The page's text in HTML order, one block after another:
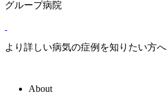
グループ病院
より詳しい病気の症例を知りたい方へ
About